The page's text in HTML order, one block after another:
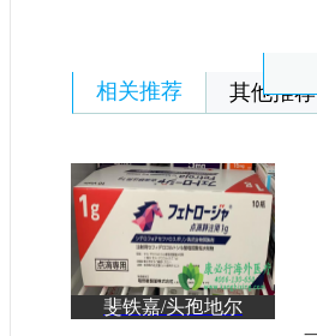
相关推荐 其他推荐
斐铁嘉/头孢地尔